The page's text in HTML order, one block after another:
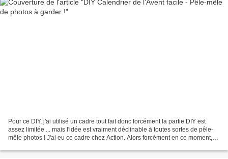
Pour ce DIY, j'ai utilisé un cadre tout fait donc forcément la partie DIY est
assez limitée ... mais l'idée est vraiment déclinable à toutes sortes de pêle-
mêle photos ! J'ai eu ce cadre chez Action. Alors forcément en ce moment,